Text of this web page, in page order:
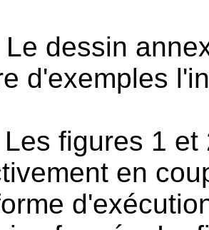
Le dessin
d'exemples
Les figures 1
en